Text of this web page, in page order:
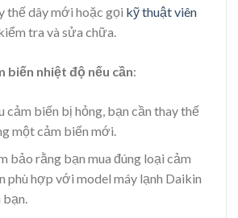
thế dây mới hoặc gọi kỹ thuật viên
tra và sửa chữa.
biến nhiệt độ nếu cần:
cảm biến bị hỏng, bạn cần thay thế
một cảm biến mới.
bảo rằng bạn mua đúng loại cảm
phù hợp với model máy lạnh Daikin
bạn.